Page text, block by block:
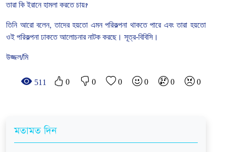
তারা কি ইরানে হামলা করতে চায়?
তিনি আরো বলেন,তাদের হয়তো এমন পরিকল্পনা থাকতে পারে এবং তারা হয়তো
ওই পরিকল্পনা ঢাকতে আলোচনার নাটক করছে। সূত্র-বিবিসি।
উজ্জল/মি
511 0 0 0 0 0 0
মতামত দিন